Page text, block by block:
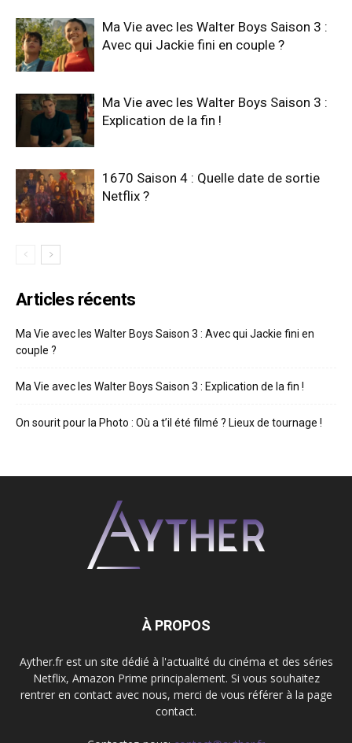
Ma Vie avec les Walter Boys Saison 3 :
Avec qui Jackie fini en couple ?
Ma Vie avec les Walter Boys Saison 3 :
Explication de la fin !
1670 Saison 4 : Quelle date de sortie
Netflix ?
Articles récents
Ma Vie avec les Walter Boys Saison 3 : Avec qui Jackie fini en
couple ?
Ma Vie avec les Walter Boys Saison 3 : Explication de la fin !
On sourit pour la Photo : Où a t’il été filmé ? Lieux de tournage !
À PROPOS
Ayther.fr est un site dédié à l'actualité du cinéma et des séries
Netflix, Amazon Prime principalement. Si vous souhaitez
rentrer en contact avec nous, merci de vous référer à la page
contact.